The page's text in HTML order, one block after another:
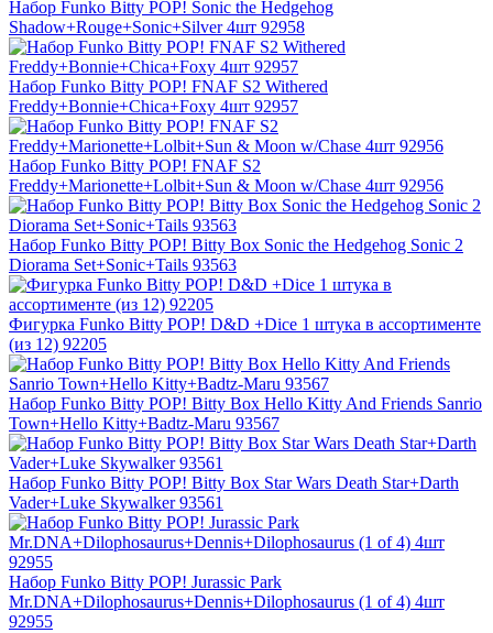
Набор Funko Bitty POP! Sonic the Hedgehog
Shadow+Rouge+Sonic+Silver 4шт 92958
Набор Funko Bitty POP! FNAF S2 Withered
Freddy+Bonnie+Chica+Foxy 4шт 92957
Набор Funko Bitty POP! FNAF S2
Freddy+Marionette+Lolbit+Sun & Moon w/Chase 4шт 92956
Набор Funko Bitty POP! Bitty Box Sonic the Hedgehog Sonic 2
Diorama Set+Sonic+Tails 93563
Фигурка Funko Bitty POP! D&D +Dice 1 штука в ассортименте
(из 12) 92205
Набор Funko Bitty POP! Bitty Box Hello Kitty And Friends Sanrio
Town+Hello Kitty+Badtz-Maru 93567
Набор Funko Bitty POP! Bitty Box Star Wars Death Star+Darth
Vader+Luke Skywalker 93561
Набор Funko Bitty POP! Jurassic Park
Mr.DNA+Dilophosaurus+Dennis+Dilophosaurus (1 of 4) 4шт
92955